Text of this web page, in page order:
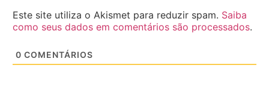
Este site utiliza o Akismet para reduzir spam. Saiba
como seus dados em comentários são processados.
0 COMENTÁRIOS